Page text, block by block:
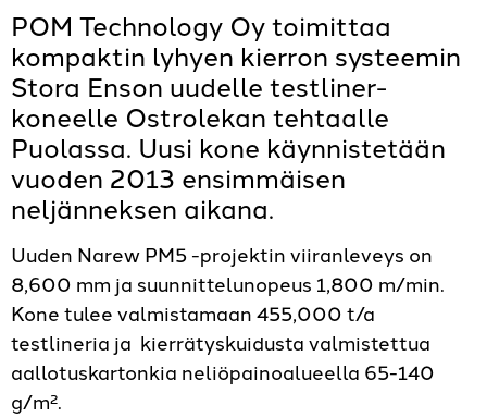
POM Technology Oy toimittaa
kompaktin lyhyen kierron systeemin
Stora Enson uudelle testliner-
koneelle Ostrolekan tehtaalle
Puolassa. Uusi kone käynnistetään
vuoden 2013 ensimmäisen
neljänneksen aikana.
Uuden Narew PM5 -projektin viiranleveys on
8,600 mm ja suunnittelunopeus 1,800 m/min.
Kone tulee valmistamaan 455,000 t/a
testlineria ja kierrätyskuidusta valmistettua
aallotuskartonkia neliöpainoalueella 65-140
g/m².